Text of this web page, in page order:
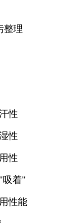
整理
性
性
性
吸着"
性能